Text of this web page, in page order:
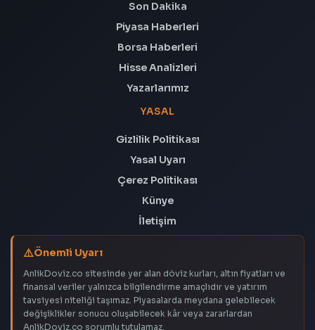
Son Dakika
Piyasa Haberleri
Borsa Haberleri
Hisse Analizleri
Yazarlarımız
YASAL
Gizlilik Politikası
Yasal Uyarı
Çerez Politikası
Künye
İletişim
Önemli Uyarı
AnlikDoviz.co sitesinde yer alan döviz kurları, altın fiyatları ve
finansal veriler yalnızca bilgilendirme amaçlıdır ve yatırım
tavsiyesi niteliği taşımaz. Piyasalarda meydana gelebilecek
değişiklikler sonucu oluşabilecek kâr veya zararlardan
AnlikDoviz.co sorumlu tutulamaz.